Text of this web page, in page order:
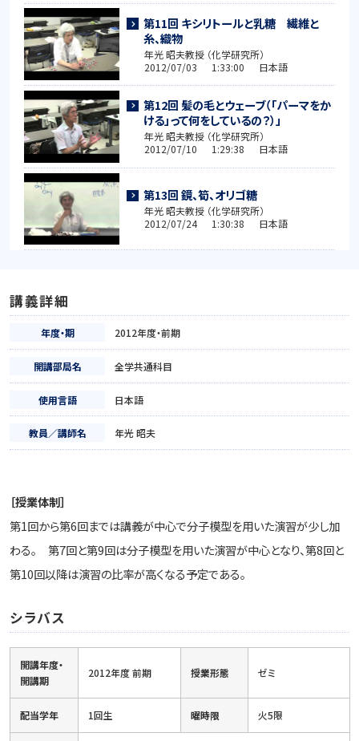
第11回 キシリトールと乳糖 繊維と
糸、織物
年光 昭夫教授 （化学研究所）
2012/07/03 1:33:00 日本語
第12回 髪の毛とウェーブ（「パーマをか
ける」って何をしているの？）」
年光 昭夫教授 （化学研究所）
2012/07/10 1:29:38 日本語
第13回 鏡、筍、オリゴ糖
年光 昭夫教授 （化学研究所）
2012/07/24 1:30:38 日本語
講義詳細
年度・期 2012年度・前期
開講部局名 全学共通科目
使用言語 日本語
教員／講師名 年光 昭夫
［授業体制］
第1回から第6回までは講義が中心で分子模型を用いた演習が少し加
わる。 第7回と第9回は分子模型を用いた演習が中心となり、第8回と
第10回以降は演習の比率が高くなる予定である。
シラバス
開講年度・
開講期
2012年度 前期 授業形態 ゼミ
配当学年 1回生 曜時限 火5限